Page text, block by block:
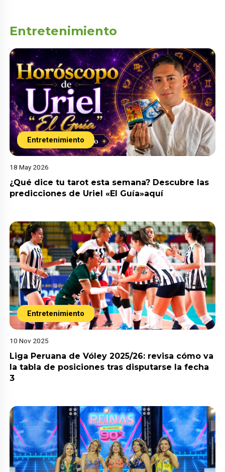
Entretenimiento
Entretenimiento
18 May 2026
¿Qué dice tu tarot esta semana? Descubre las
predicciones de Uriel «El Guía»aquí
Entretenimiento
10 Nov 2025
Liga Peruana de Vóley 2025/26: revisa cómo va
la tabla de posiciones tras disputarse la fecha
3